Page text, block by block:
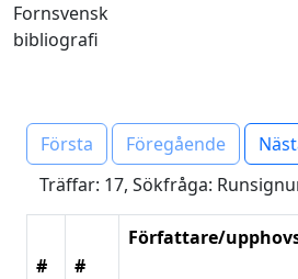
Fornsvensk
bibliografi
Första Föregående
Träffar: 17, Sökfråga:
# #
Författare/